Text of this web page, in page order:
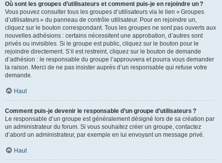
Où sont les groupes d’utilisateurs et comment puis-je en rejoindre un ?
Vous pouvez consulter tous les groupes d’utilisateurs via le lien « Groupes
d’utilisateurs » du panneau de contrôle utilisateur. Pour en rejoindre un,
cliquez sur le bouton correspondant. Tous les groupes ne sont pas ouverts aux
nouvelles adhésions : certains nécessitent une approbation, d’autres sont
privés ou invisibles. Si le groupe est public, cliquez sur le bouton pour le
rejoindre directement. S’il est restreint, cliquez sur le bouton de demande
d’adhésion : le responsable du groupe l’approuvera et pourra vous demander
la raison. Merci de ne pas insister auprès d’un responsable qui refuse votre
demande.
Haut
Comment puis-je devenir le responsable d’un groupe d’utilisateurs ?
Le responsable d’un groupe est généralement désigné lors de sa création par
un administrateur du forum. Si vous souhaitez créer un groupe, contactez
d’abord un administrateur, par exemple en lui envoyant un message privé.
Haut